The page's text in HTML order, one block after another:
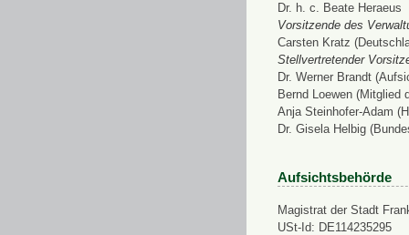
Dr. h. c. Beate Heraeus
Vorsitzende des
Carsten Kratz
Stellvertretender
Dr. Werner Brandt
Bernd Loewen (Mitglied
Anja Steinhofer-Adam
Dr. Gisela Helbig
Aufsichtsbehörde
Magistrat der Stadt
USt-Id: DE114235295